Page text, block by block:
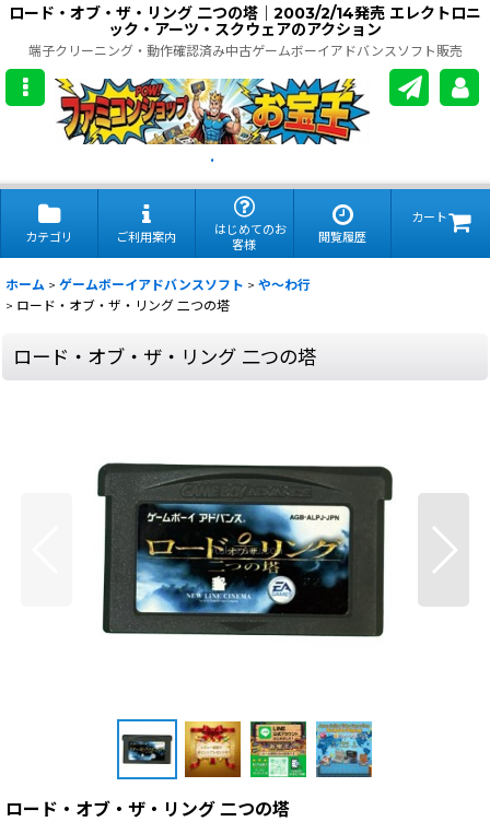
ロード・オブ・ザ・リング 二つの塔｜2003/2/14発売 エレクトロニ
ック・アーツ・スクウェアのアクション
端子クリーニング・動作確認済み中古ゲームボーイアドバンスソフト販売
.
カテゴリ ご利用案内
はじめてのお
客様
閲覧履歴
カート
ホーム > ゲームボーイアドバンスソフト > や〜わ行
> ロード・オブ・ザ・リング 二つの塔
ロード・オブ・ザ・リング 二つの塔
ロード・オブ・ザ・リング 二つの塔